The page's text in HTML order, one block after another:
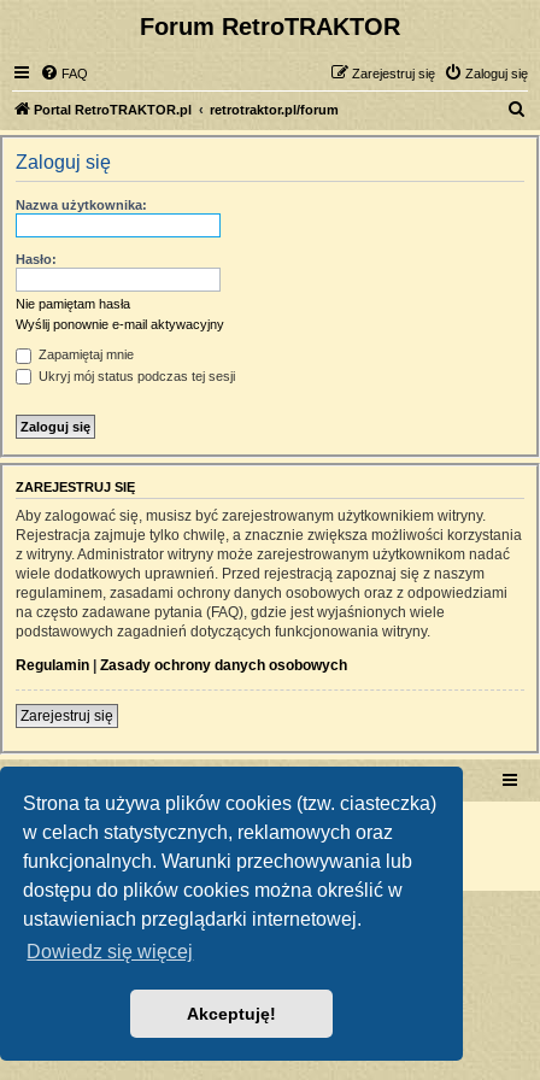
Strona ta używa plików cookies (tzw. ciasteczka)
w celach statystycznych, reklamowych oraz
funkcjonalnych. Warunki przechowywania lub
dostępu do plików cookies można określić w
ustawieniach przeglądarki internetowej.
Dowiedz się więcej
Akceptuję!
Forum RetroTRAKTOR
FAQ Zaloguj się
Zarejestruj się
Portal RetroTRAKTOR.pl retrotraktor.pl/forum
z
Zaloguj się
Nazwa użytkownika:
Hasło:
Nie pamiętam hasła
Wyślij ponownie e-mail aktywacyjny
Zapamiętaj mnie
Ukryj mój status podczas tej sesji
ZAREJESTRUJ SIĘ
Aby zalogować się, musisz być zarejestrowanym użytkownikiem witryny.
Rejestracja zajmuje tylko chwilę, a znacznie zwiększa możliwości korzystania
z witryny. Administrator witryny może zarejestrowanym użytkownikom nadać
wiele dodatkowych uprawnień. Przed rejestracją zapoznaj się z naszym
regulaminem, zasadami ochrony danych osobowych oraz z odpowiedziami
na często zadawane pytania (FAQ), gdzie jest wyjaśnionych wiele
podstawowych zagadnień dotyczących funkcjonowania witryny.
Regulamin | Zasady ochrony danych osobowych
Zarejestruj się
Technologię dostarcza phpBB ® Forum Software © phpBB Limited
Polski pakiet językowy dostarcza
Zasady ochrony danych osobowych|Regulamin